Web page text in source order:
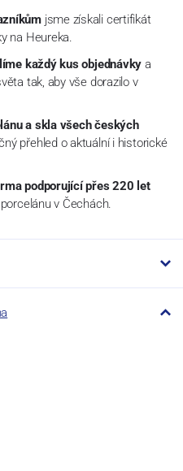
jsme získali certifikát
na Heureka.
každý kus objednávky a
tak, aby vše dorazilo v
a skla všech českých
přehled o aktuální i historické
podporující přes 220 let
v Čechách.